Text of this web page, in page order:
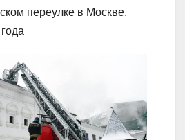
переулке в Москве,